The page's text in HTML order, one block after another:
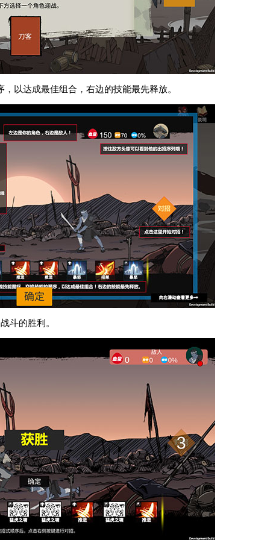
以达成最佳组合，右边的技能最先释放。
斗的胜利。